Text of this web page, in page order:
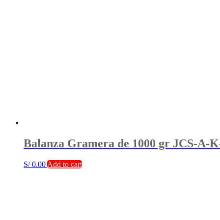
Balanza Gramera de 1000 gr JCS-A-
S/0.00Add to cart